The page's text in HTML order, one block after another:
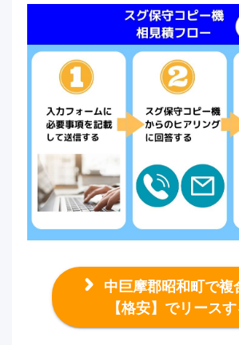
中巨摩郡昭和町で複
【格安】でリース